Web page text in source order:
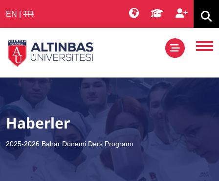
EN TR
Haberler
2025-2026 Bahar Dönemi Ders Programı